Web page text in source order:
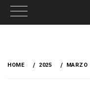
HOME 2025 MARZO